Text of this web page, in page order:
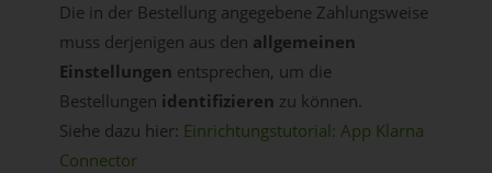
Die in der Bestellung angegebene Zahlungsweise
muss derjenigen aus den allgemeinen
Einstellungen entsprechen, um die
Bestellungen identifizieren zu können.
Siehe dazu hier: Einrichtungstutorial: App Klarna
Connector